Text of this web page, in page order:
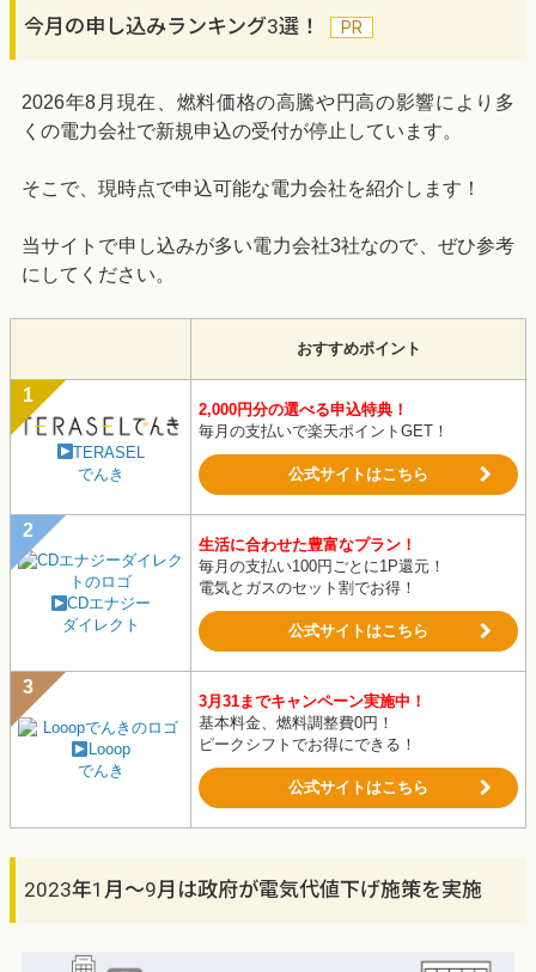
今月の申し込みランキング3選！
2026年8月現在、燃料価格の高騰や円高の影響により多
くの電力会社で新規申込の受付が停止しています。
そこで、現時点で申込可能な電力会社を紹介します！
当サイトで申し込みが多い電力会社3社なので、ぜひ参考
にしてください。
おすすめポイント
TERASEL
でんき
2,000円分の選べる申込特典！
毎月の支払いで楽天ポイントGET！
公式サイトはこちら
CDエナジー
ダイレクト
生活に合わせた豊富なプラン！
毎月の支払い100円ごとに1P還元！
電気とガスのセット割でお得！
公式サイトはこちら
Looop
でんき
3月31までキャンペーン実施中！
基本料金、燃料調整費0円！
ピークシフトでお得にできる！
公式サイトはこちら
2023年1月～9月は政府が電気代値下げ施策を実施